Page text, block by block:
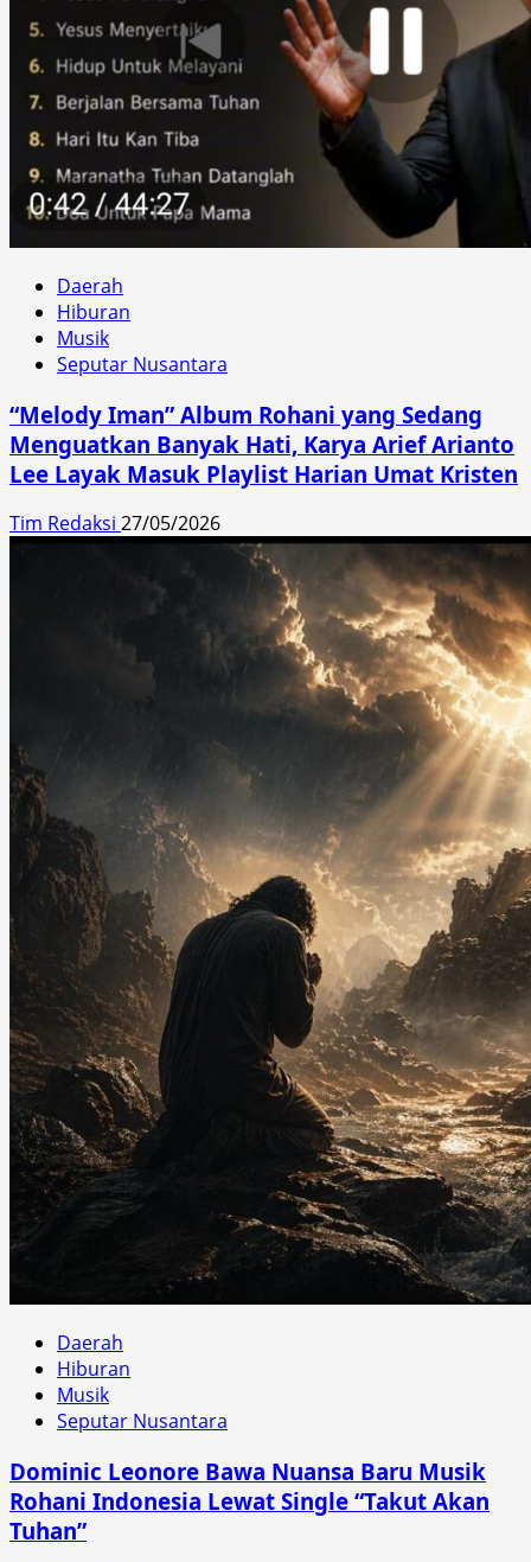
Daerah
Hiburan
Musik
Seputar Nusantara
“Melody Iman” Album Rohani yang Sedang
Menguatkan Banyak Hati, Karya Arief Arianto
Lee Layak Masuk Playlist Harian Umat Kristen
Tim Redaksi 27/05/2026
Daerah
Hiburan
Musik
Seputar Nusantara
Dominic Leonore Bawa Nuansa Baru Musik
Rohani Indonesia Lewat Single “Takut Akan
Tuhan”